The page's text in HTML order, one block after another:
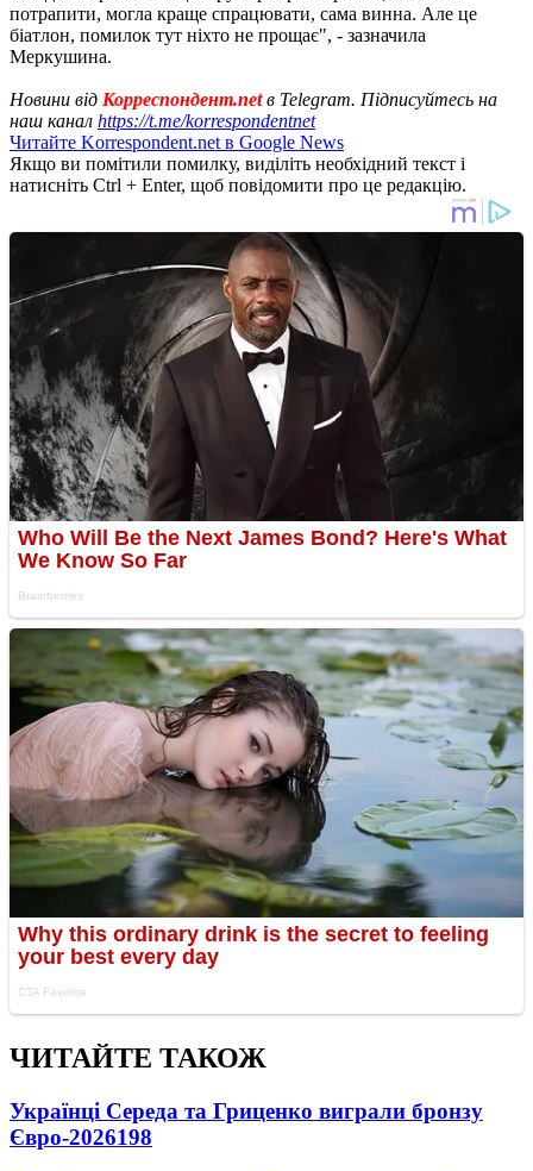
потрапити, могла краще спрацювати, сама винна. Але це
біатлон, помилок тут ніхто не прощає", - зазначила
Меркушина.
Новини від Корреспондент.netв Telegram. Підписуйтесь на
наш канал https://t.me/korrespondentnet
Читайте Korrespondent.net в Google News
Якщо ви помітили помилку, виділіть необхідний текст і
натисніть Ctrl + Enter, щоб повідомити про це редакцію.
ЧИТАЙТЕ ТАКОЖ
Українці Середа та Гриценко виграли бронзу
Євро-2026198